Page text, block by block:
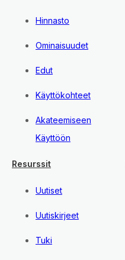
Hinnasto
Ominaisuudet
Edut
Käyttökohteet
Akateemiseen
Käyttöön
Resurssit
Uutiset
Uutiskirjeet
Tuki